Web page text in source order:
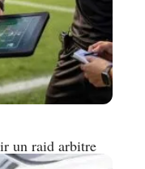
un raid arbitre